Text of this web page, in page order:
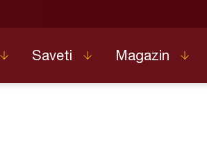
Saveti Magazin